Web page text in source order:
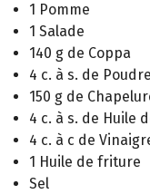
1 Pomme
1 Salade
140 g de Coppa
4 c. à s. de
150 g de
4 c. à s. de Huile
4 c. à c de
1 Huile de friture
Sel